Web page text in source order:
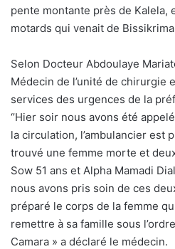
pente montante près de Kalela,
motards qui venait de
Selon Docteur Abdoulaye
Médecin de l’unité de chirurgie
services des urgences de la
‘’Hier soir nous avons été
la circulation, l’ambulancier est
trouvé une femme morte et
Sow 51 ans et Alpha Mamadi
nous avons pris soin de ces
préparé le corps de la femme
remettre à sa famille sous
Camara » a déclaré le médecin.